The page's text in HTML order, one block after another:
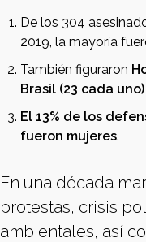
De los 304
2019, la mayoría
También figuraron
Brasil (23 cada uno)
El 13% de los
fueron mujeres.
En una década
protestas, crisis
ambientales, así